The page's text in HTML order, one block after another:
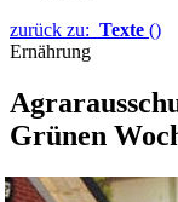
zurück zu: Texte ()
Ernährung
Grünen